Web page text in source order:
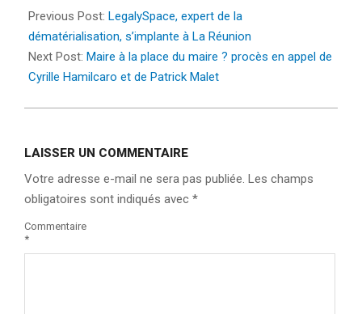
06-
08
Previous Post: LegalySpace, expert de la
dématérialisation, s’implante à La Réunion
Next Post: Maire à la place du maire ? procès en appel de
Cyrille Hamilcaro et de Patrick Malet
LAISSER UN COMMENTAIRE
Votre adresse e-mail ne sera pas publiée. Les champs
obligatoires sont indiqués avec *
Commentaire
*